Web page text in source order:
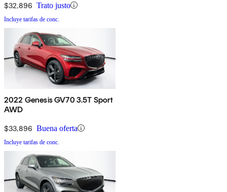
$32,896 Trato justo
Incluye tarifas de conc.
2022 Genesis GV70 3.5T Sport
AWD
$33,896 Buena oferta
Incluye tarifas de conc.